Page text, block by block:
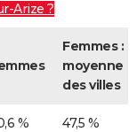
Arize ?
Femmes :
moyenne
des villes
% 47,5 %